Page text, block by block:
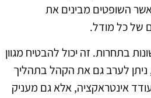
השופטים מבינים את
של כל מודל.
בתחרות. זה יכול להבטיח מגוון
לערב גם את הקהל בתהליך
אינטראקציה, אלא גם מעניק